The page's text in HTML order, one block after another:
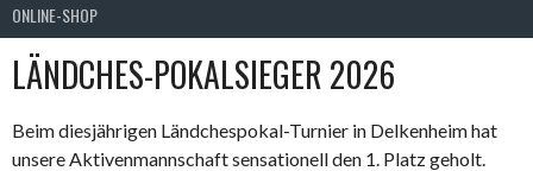
ONLINE-SHOP
LÄNDCHES-POKALSIEGER 2026
Beim diesjährigen Ländchespokal-Turnier in Delkenheim hat
unsere Aktivenmannschaft sensationell den 1. Platz geholt.